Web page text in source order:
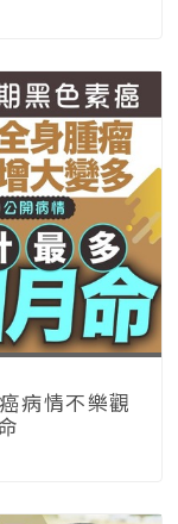
病情不樂觀